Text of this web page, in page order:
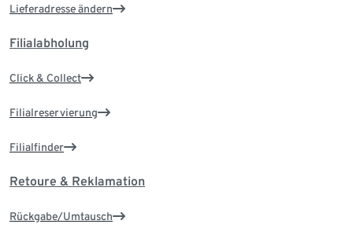
Lieferadresse ändern
Filialabholung
Click & Collect
Filialreservierung
Filialfinder
Retoure & Reklamation
Rückgabe/Umtausch